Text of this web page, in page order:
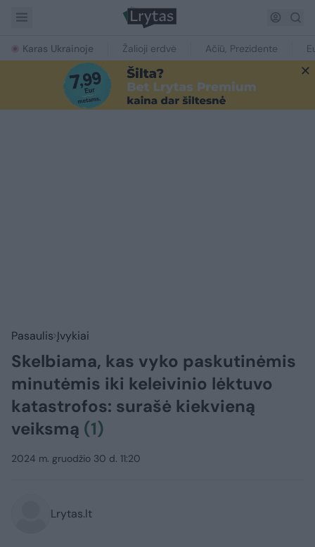
Karas Ukrainoje Žalioji erdvė Ačiū, Prezidente
Pasaulis Įvykiai
Skelbiama, kas vyko paskutinėmis
minutėmis iki keleivinio lėktuvo
katastrofos: surašė kiekvieną
veiksmą (1)
2024 m. gruodžio 30 d. 11:20
Lrytas.lt